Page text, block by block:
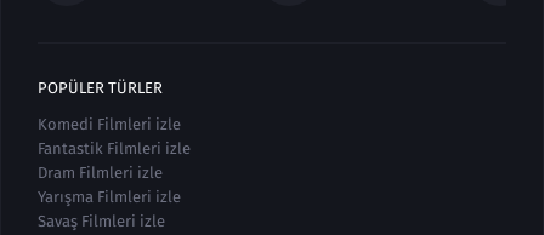
POPÜLER TÜRLER
Komedi Filmleri izle
Fantastik Filmleri izle
Dram Filmleri izle
Yarışma Filmleri izle
Savaş Filmleri izle